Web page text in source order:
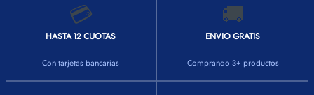
💳
HASTA 12 CUOTAS
Con tarjetas bancarias
🚚
ENVIO GRATIS
Comprando 3+ productos